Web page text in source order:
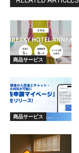
商品サービス
商品サービス